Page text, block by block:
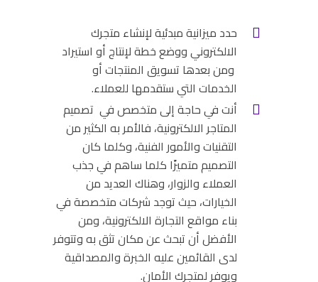
حدد ميزانية مبدئية لإنشاء متجرك
الالكتروني ووضع خطة لإنتاج أو استيراد
ومن بعدها تسويق المنتجات أو
الخدمات التي ستقدمها للعملاء.
أنت في حاجة إلى متخصص في تصميم
المتاجر الالكترونية، فالأمر به الكثير من
التقنيات والأمور الفنية، وكلما كان
التصميم متميزًا كلما ساهم في جذب
العملاء والزوار، وهناك العديد من
الخيارات، حيث توجد شركات متخصصة في
بناء مواقع التجارة الالكترونية، ومن
الأفضل أن تبحث عن مكان تثق به وتتوفر
لدى القائمين عليه الخبرة والمصداقية
ويوفر لمتجرك الأمان.